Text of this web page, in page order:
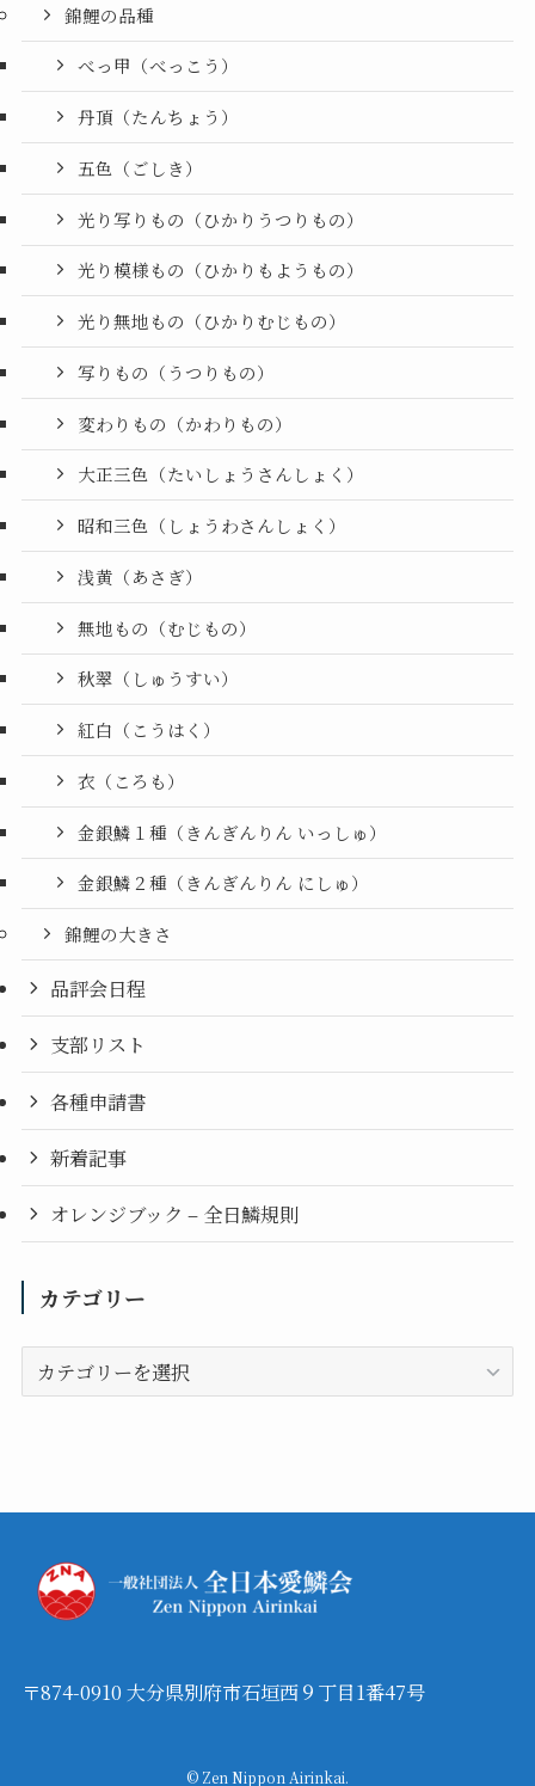
錦鯉の品種
べっ甲（べっこう）
丹頂（たんちょう）
五色（ごしき）
光り写りもの（ひかりうつりもの）
光り模様もの（ひかりもようもの）
光り無地もの（ひかりむじもの）
写りもの（うつりもの）
変わりもの（かわりもの）
大正三色（たいしょうさんしょく）
昭和三色（しょうわさんしょく）
浅黄（あさぎ）
無地もの（むじもの）
秋翠（しゅうすい）
紅白（こうはく）
衣（ころも）
金銀鱗１種（きんぎんりん いっしゅ）
金銀鱗２種（きんぎんりん にしゅ）
錦鯉の大きさ
品評会日程
支部リスト
各種申請書
新着記事
オレンジブック – 全日鱗規則
カテゴリー
テ
〒874-0910 大分県別府市石垣西９丁目1番47号
© Zen Nippon Airinkai.